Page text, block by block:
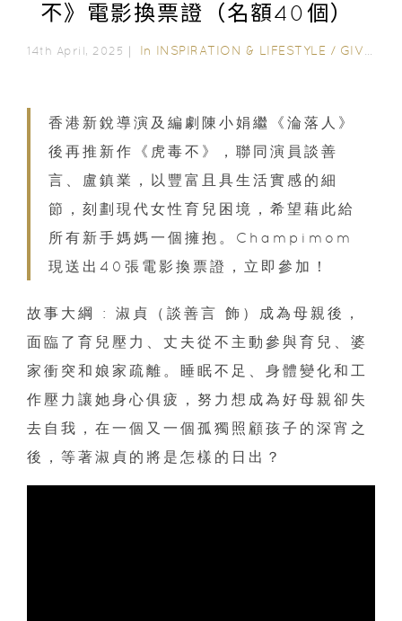
不》電影換票證（名額40個）
14th April, 2025｜ In INSPIRATION & LIFESTYLE / GIVEAWAY
香港新銳導演及編劇陳小娟繼《淪落人》
後再推新作《虎毒不》，聯同演員談善
言、盧鎮業，以豐富且具生活實感的細
節，刻劃現代女性育兒困境，希望藉此給
所有新手媽媽一個擁抱。Champimom
現送出40張電影換票證，立即參加！
故事大綱 : 淑貞（談善言 飾）成為母親後，
面臨了育兒壓力、丈夫從不主動參與育兒、婆
家衝突和娘家疏離。睡眠不足、身體變化和工
作壓力讓她身心俱疲，努力想成為好母親卻失
去自我，在一個又一個孤獨照顧孩子的深宵之
後，等著淑貞的將是怎樣的日出？